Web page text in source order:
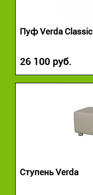
Пуф Verda Classic
26 100 руб.
Ступень Verda